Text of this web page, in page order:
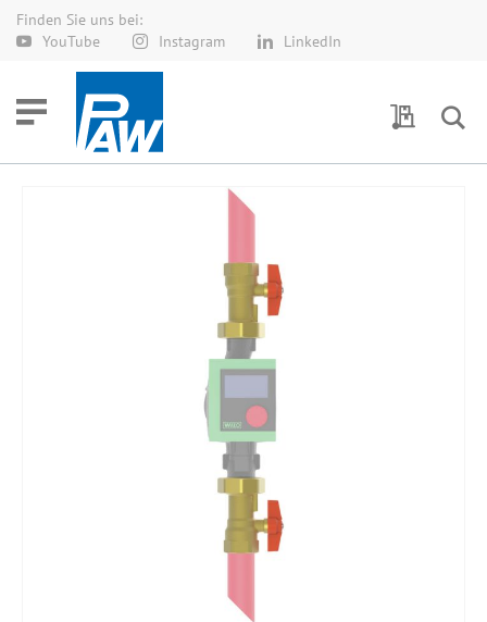
Finden Sie uns bei:
YouTube
Instagram LinkedIn
Direkt
Meine